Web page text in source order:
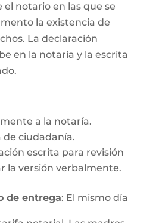
notario en las que se
la existencia de
La declaración
en la notaría y la escrita
a la notaría.
de ciudadanía.
escrita para revisión
la versión verbalmente.
de entrega: El mismo día